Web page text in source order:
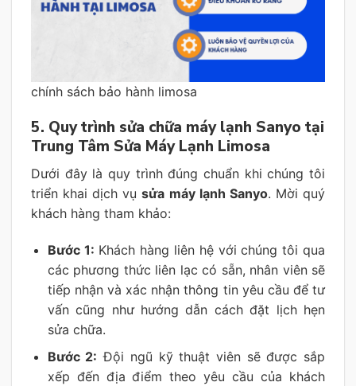
chính sách bảo hành limosa
5. Quy trình sửa chữa máy lạnh Sanyo tại
Trung Tâm Sửa Máy Lạnh Limosa
Dưới đây là quy trình đúng chuẩn khi chúng tôi
triển khai dịch vụsửa máy lạnh Sanyo. Mời quý
khách hàng tham khảo:
Bước 1: Khách hàng liên hệ với chúng tôi qua
các phương thức liên lạc có sẵn, nhân viên sẽ
tiếp nhận và xác nhận thông tin yêu cầu để tư
vấn cũng như hướng dẫn cách đặt lịch hẹn
sửa chữa.
Bước 2: Đội ngũ kỹ thuật viên sẽ được sắp
xếp đến địa điểm theo yêu cầu của khách